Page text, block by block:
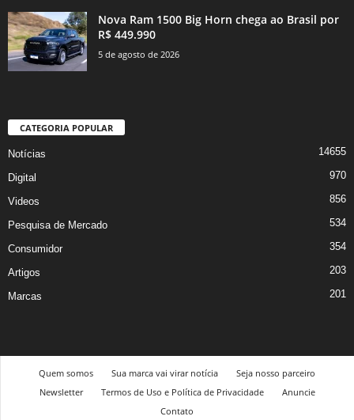
Nova Ram 1500 Big Horn chega ao Brasil por
R$ 449.990
5 de agosto de 2026
CATEGORIA POPULAR
Notícias 14655
Digital 970
Videos 856
Pesquisa de Mercado 534
Consumidor 354
Artigos 203
Marcas 201
Quem somos Sua marca vai virar notícia
Seja nosso parceiro
Newsletter
Termos de Uso e Política de Privacidade
Anuncie
Contato